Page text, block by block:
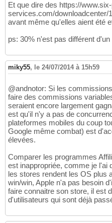
Et que dire des https://
services.com/downloadcenter/
avant même qu'elles aient été
ps: 30% n'est pas différent
miky55, le 24/07/2014 à 15h59
@andnotor: Si les
faire des commissions
seraient encore largement
est qu'il n'y a pas de
plateformes mobiles du coup
Google même combat) est
élevées.
Comparer les programmes
est inappropriée, comme je l'ai
les stores rendent les OS plus
win/win, Apple n'a pas besoin
faire connaitre son store, il est
d'utilisateurs qui sont déjà